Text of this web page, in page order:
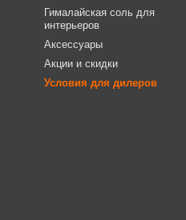
Гималайская соль для
интерьеров
Аксессуары
Акции и скидки
Условия для дилеров